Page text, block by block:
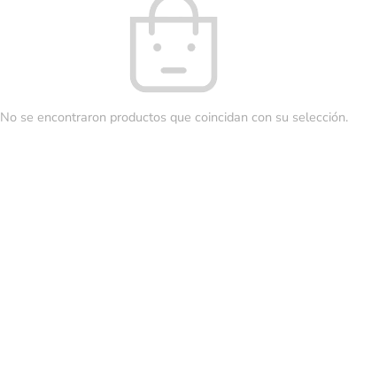
No se encontraron productos que coincidan con su selección.